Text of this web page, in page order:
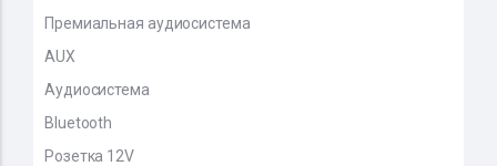
Премиальная аудиосистема
AUX
Аудиосистема
Bluetooth
Розетка 12V